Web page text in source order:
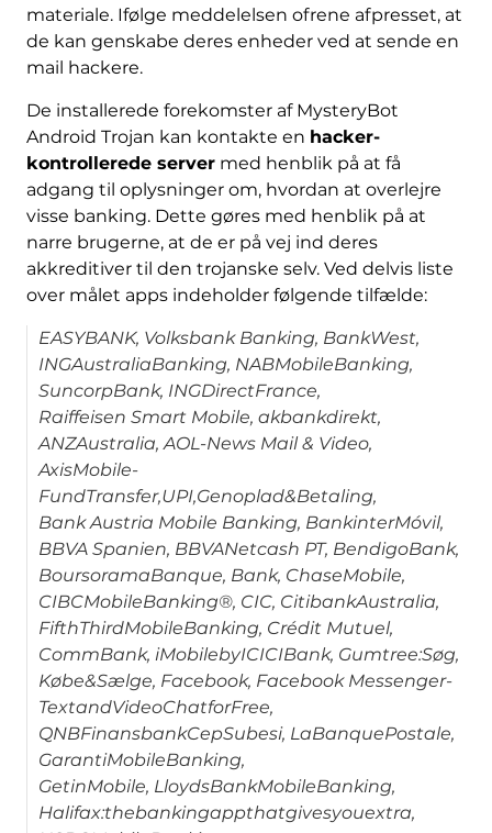
materiale. Ifølge meddelelsen ofrene afpresset, at
de kan genskabe deres enheder ved at sende en
mail hackere.
De installerede forekomster af MysteryBot
Android Trojan kan kontakte en hacker-
kontrollerede servermed henblik på at få
adgang til oplysninger om, hvordan at overlejre
visse banking. Dette gøres med henblik på at
narre brugerne, at de er på vej ind deres
akkreditiver til den trojanske selv. Ved delvis liste
over målet apps indeholder følgende tilfælde:
EASYBANK, Volksbank Banking, BankWest,
INGAustraliaBanking, NABMobileBanking,
SuncorpBank, INGDirectFrance,
Raiffeisen Smart Mobile, akbankdirekt,
ANZAustralia, AOL-News Mail & Video,
AxisMobile-
FundTransfer,UPI,Genoplad&Betaling,
Bank Austria Mobile Banking, BankinterMóvil,
BBVA Spanien, BBVANetcash PT, BendigoBank,
BoursoramaBanque, Bank, ChaseMobile,
CIBCMobileBanking®, CIC, CitibankAustralia,
FifthThirdMobileBanking, Crédit Mutuel,
CommBank, iMobilebyICICIBank, Gumtree:Søg,
Købe&Sælge, Facebook, Facebook Messenger-
TextandVideoChatforFree,
QNBFinansbankCepSubesi, LaBanquePostale,
GarantiMobileBanking,
GetinMobile, LloydsBankMobileBanking,
Halifax:thebankingappthatgivesyouextra,